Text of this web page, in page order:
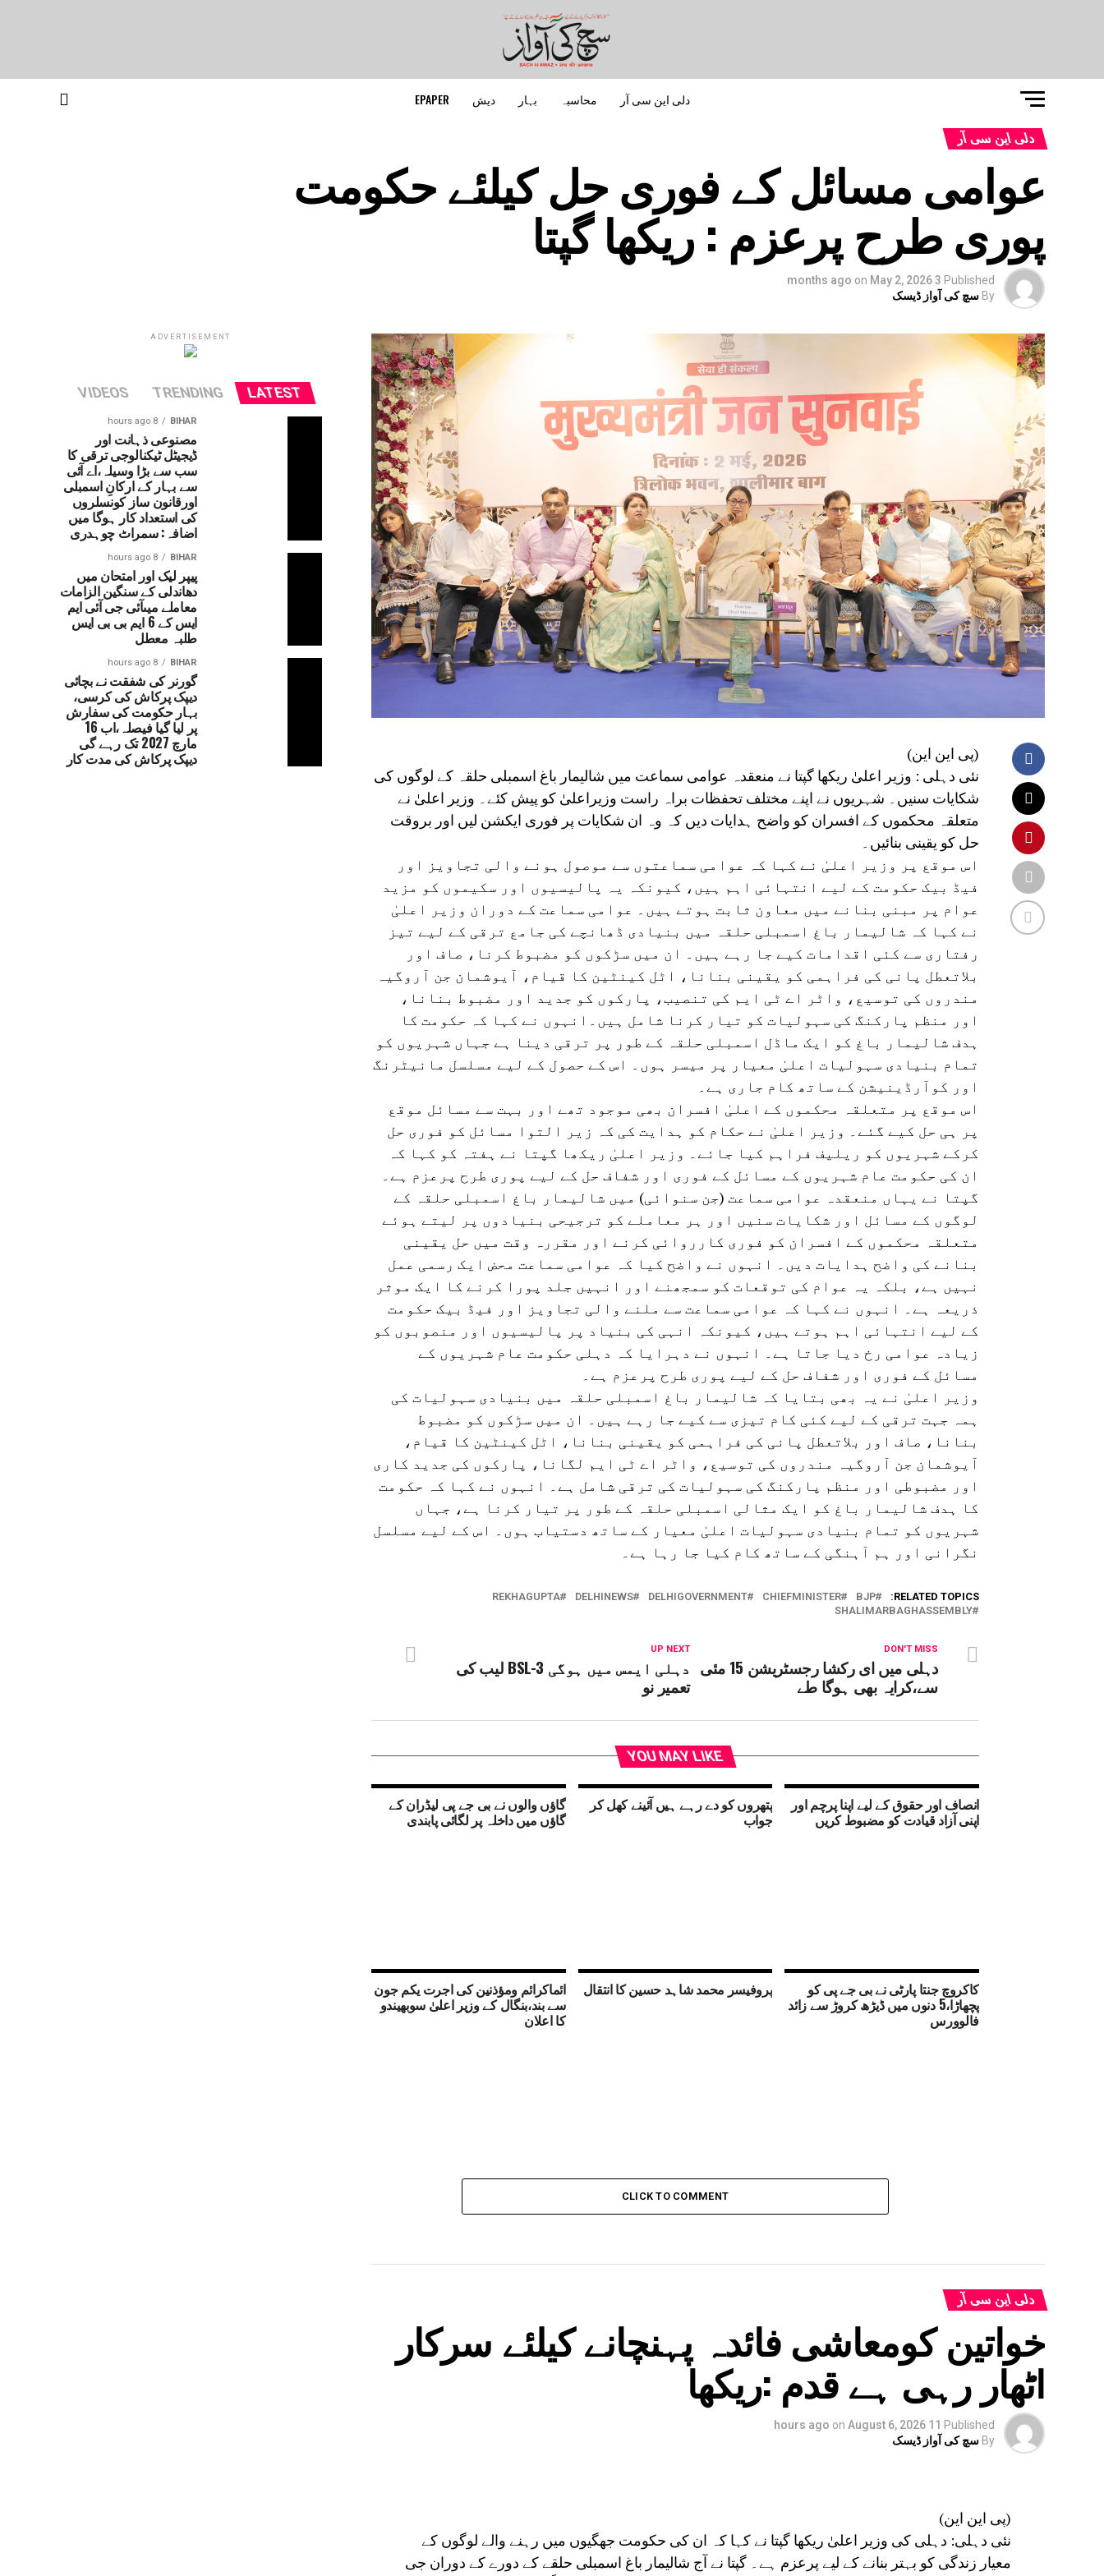
دلی این سی آر محاسبہ بہار دیش EPAPER
دلی این سی آر
عوامی مسائل کے فوری حل کیلئے حکومت
پوری طرح پرعزم : ریکھا گپتا
Published
3 months ago
on May 2, 2026
By سچ کی آواز ڈیسک
(پی این این)
نئی دہلی : وزیر اعلیٰ ریکھا گپتا نے منعقدہ عوامی سماعت میں شالیمار باغ اسمبلی حلقہ کے لوگوں کی
شکایات سنیں۔ شہریوں نے اپنے مختلف تحفظات براہ راست وزیراعلیٰ کو پیش کئے۔ وزیر اعلیٰ نے
متعلقہ محکموں کے افسران کو واضح ہدایات دیں کہ وہ ان شکایات پر فوری ایکشن لیں اور بروقت
حل کو یقینی بنائیں۔
اس موقع پر وزیر اعلیٰ نے کہا کہ عوامی سماعتوں سے موصول ہونے والی تجاویز اور
فیڈ بیک حکومت کے لیے انتہائی اہم ہیں، کیونکہ یہ پالیسیوں اور سکیموں کو مزید
عوام پر مبنی بنانے میں معاون ثابت ہوتے ہیں۔ عوامی سماعت کے دوران وزیر اعلیٰ
نے کہا کہ شالیمار باغ اسمبلی حلقہ میں بنیادی ڈھانچے کی جامع ترقی کے لیے تیز
رفتاری سے کئی اقدامات کیے جا رہے ہیں۔ ان میں سڑکوں کو مضبوط کرنا، صاف اور
بلاتعطل پانی کی فراہمی کو یقینی بنانا، اٹل کینٹین کا قیام، آیوشمان جن آروگیہ
مندروں کی توسیع، واٹر اے ٹی ایم کی تنصیب، پارکوں کو جدید اور مضبوط بنانا،
اور منظم پارکنگ کی سہولیات کو تیار کرنا شامل ہیں۔انہوں نے کہا کہ حکومت کا
ہدف شالیمار باغ کو ایک ماڈل اسمبلی حلقہ کے طور پر ترقی دینا ہے جہاں شہریوں کو
تمام بنیادی سہولیات اعلیٰ معیار پر میسر ہوں۔ اس کے حصول کے لیے مسلسل مانیٹرنگ
اور کوآرڈینیشن کے ساتھ کام جاری ہے۔
اس موقع پر متعلقہ محکموں کے اعلیٰ افسران بھی موجود تھے اور بہت سے مسائل موقع
پر ہی حل کیے گئے۔ وزیر اعلیٰ نے حکام کو ہدایت کی کہ زیر التوا مسائل کو فوری حل
کرکے شہریوں کو ریلیف فراہم کیا جائے۔ وزیر اعلیٰ ریکھا گپتا نے ہفتہ کو کہا کہ
ان کی حکومت عام شہریوں کے مسائل کے فوری اور شفاف حل کے لیے پوری طرح پرعزم ہے۔
گپتا نے یہاں منعقدہ عوامی سماعت (جن سنوائی) میں شالیمار باغ اسمبلی حلقہ کے
لوگوں کے مسائل اور شکایات سنیں اور ہر معاملے کو ترجیحی بنیادوں پر لیتے ہوئے
متعلقہ محکموں کے افسران کو فوری کارروائی کرنے اور مقررہ وقت میں حل یقینی
بنانے کی واضح ہدایات دیں۔ انہوں نے واضح کیا کہ عوامی سماعت محض ایک رسمی عمل
نہیں ہے، بلکہ یہ عوام کی توقعات کو سمجھنے اور انہیں جلد پورا کرنے کا ایک موثر
ذریعہ ہے۔ انہوں نے کہا کہ عوامی سماعت سے ملنے والی تجاویز اور فیڈ بیک حکومت
کے لیے انتہائی اہم ہوتے ہیں، کیونکہ انہی کی بنیاد پر پالیسیوں اور منصوبوں کو
زیادہ عوامی رخ دیا جاتا ہے۔ انہوں نے دہرایا کہ دہلی حکومت عام شہریوں کے
مسائل کے فوری اور شفاف حل کے لیے پوری طرح پرعزم ہے۔
وزیر اعلیٰ نے یہ بھی بتایا کہ شالیمار باغ اسمبلی حلقہ میں بنیادی سہولیات کی
ہمہ جہت ترقی کے لیے کئی کام تیزی سے کیے جا رہے ہیں۔ ان میں سڑکوں کو مضبوط
بنانا، صاف اور بلاتعطل پانی کی فراہمی کو یقینی بنانا، اٹل کینٹین کا قیام،
آیوشمان جن آروگیہ مندروں کی توسیع، واٹر اے ٹی ایم لگانا، پارکوں کی جدید کاری
اور مضبوطی اور منظم پارکنگ کی سہولیات کی ترقی شامل ہے۔ انہوں نے کہا کہ حکومت
کا ہدف شالیمار باغ کو ایک مثالی اسمبلی حلقہ کے طور پر تیار کرنا ہے، جہاں
شہریوں کو تمام بنیادی سہولیات اعلیٰ معیار کے ساتھ دستیاب ہوں۔ اس کے لیے مسلسل
نگرانی اور ہم آہنگی کے ساتھ کام کیا جا رہا ہے۔
RELATED TOPICS:
BJP
CHIEFMINISTER
DELHIGOVERNMENT
DELHINEWS
REKHAGUPTA
SHALIMARBAGHASSEMBLY
UP NEXT
دہلی ایمس میں ہوگی BSL-3 لیب کی
تعمیر نو
DON'T MISS
دہلی میں ای رکشا رجسٹریشن 15 مئی
سے،کرایہ بھی ہوگا طے
YOU MAY LIKE
انصاف اور حقوق کے لیے اپنا پرچم اور
اپنی آزاد قیادت کو مضبوط کریں
پتھروں کو دے رہے ہیں آئینے کھل کر
جواب
گاؤں والوں نے بی جے پی لیڈران کے
گاؤں میں داخلہ پر لگائی پابندی
کاکروچ جنتا پارٹی نے بی جے پی کو
پچھاڑا،5 دنوں میں ڈیڑھ کروڑ سے زائد
فالوورس
پروفیسر محمد شاہد حسین کا انتقال ائماکرائم ومؤذنین کی اجرت یکم جون
سے بند،بنگال کے وزیر اعلیٰ سوبھیندو
کا اعلان
CLICK TO COMMENT
دلی این سی آر
خواتین کومعاشی فائدہ پہنچانے کیلئے سرکار
اٹھار رہی ہے قدم :ریکھا
Published
11 hours ago
on August 6, 2026
By سچ کی آواز ڈیسک
(پی این این)
نئی دہلی: دہلی کی وزیر اعلیٰ ریکھا گپتا نے کہا کہ ان کی حکومت جھگیوں میں رہنے والے لوگوں کے
معیار زندگی کو بہتر بنانے کے لیے پرعزم ہے۔ گپتا نے آج شالیمار باغ اسمبلی حلقے کے دورے کے دوران جی
ADVERTISEMENT
LATEST
TRENDING
VIDEOS
BIHAR
8 hours ago
مصنوعی ذہانت اور
ڈیجیٹل ٹیکنالوجی ترقی کا
سب سے بڑا وسیلہ،اے آئی
سے بہار کے ارکانِ اسمبلی
اورقانون ساز کونسلروں
کی استعداد کار ہوگا میں
اضافہ: سمراٹ چوہدری
BIHAR
8 hours ago
پیپر لیک اور امتحان میں
دھاندلی کے سنگین الزامات
معاملے میںآئی جی آئی ایم
ایس کے 6 ایم بی بی ایس
طلبہ معطل
BIHAR
8 hours ago
گورنر کی شفقت نے بچائی
دیپک پرکاش کی کرسی،
بہار حکومت کی سفارش
پر لیا گیا فیصلہ،اب 16
مارچ 2027 تک رہے گی
دیپک پرکاش کی مدت کار